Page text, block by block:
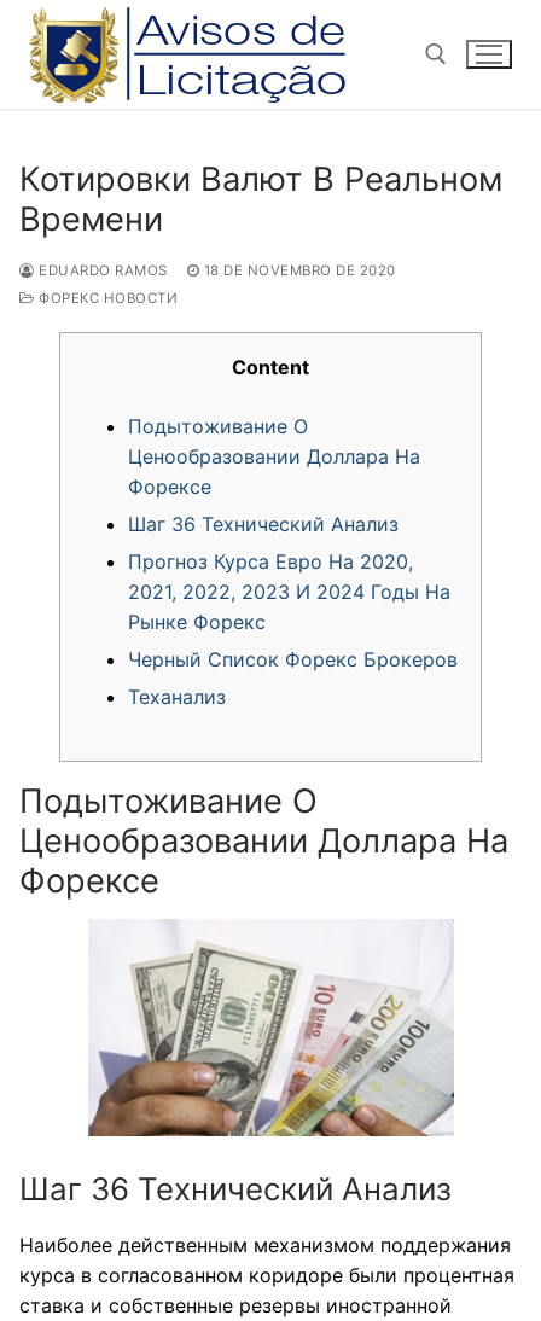
Pular
para
conteúdo
Котировки Валют В Реальном
Времени
EDUARDO RAMOS
18 DE NOVEMBRO DE 2020
ФОРЕКС НОВОСТИ
Content
Подытоживание О
Ценообразовании Доллара На
Форексе
Шаг 36 Технический Анализ
Прогноз Курса Евро На 2020,
2021, 2022, 2023 И 2024 Годы На
Рынке Форекс
Черный Список Форекс Брокеров
Теханализ
Подытоживание О
Ценообразовании Доллара На
Форексе
Шаг 36 Технический Анализ
Наиболее действенным механизмом поддержания
курса в согласованном коридоре были процентная
ставка и собственные резервы иностранной